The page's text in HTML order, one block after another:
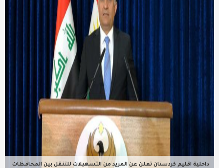
داخلية اقليم كردستان تعلن عن المزيد من التسهيلات للتنقل بين المحافظات